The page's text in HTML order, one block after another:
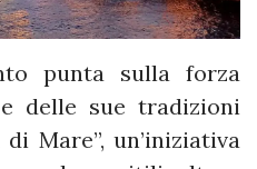
punta sulla forza
delle sue tradizioni
Mare”, un’iniziativa